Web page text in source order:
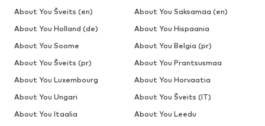
About You Šveits (en)
About You Saksamaa (en)
About You Holland (de)
About You Hispaania
About You Soome
About You Belgia (pr)
About You Šveits (pr)
About You Prantsusmaa
About You Luxembourg
About You Horvaatia
About You Ungari
About You Šveits (IT)
About You Itaalia
About You Leedu